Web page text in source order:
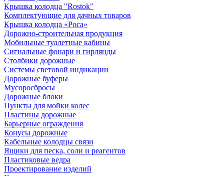
Крышка колодца "Rostok"
Комплектующие для дачных товаров
Крышка колодца «Роса»
Дорожно-строительная продукция
Мобильные туалетные кабины
Сигнальные фонари и гирлянды
Столбики дорожные
Системы световой индикации
Дорожные буферы
Мусоросбросы
Дорожные блоки
Пункты для мойки колес
Пластины дорожные
Барьерные ограждения
Конусы дорожные
Кабельные колодцы связи
Ящики для песка, соли и реагентов
Пластиковые ведра
Проектирование изделий